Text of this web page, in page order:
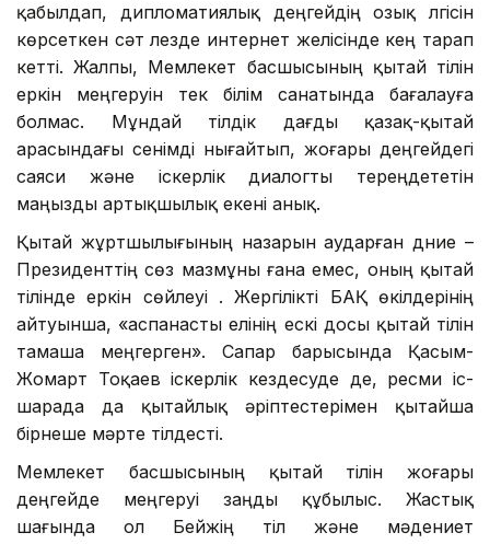
қабылдап, дипломатиялық деңгейдің озық үлгісін
көрсеткен сәт лезде интернет желісінде кең тарап
кетті. Жалпы, Мемлекет басшысының қытай тілін
еркін меңгеруін тек білім санатында бағалауға
болмас. Мұндай тілдік дағды қазақ-қытай
арасындағы сенімді нығайтып, жоғары деңгейдегі
саяси және іскерлік диалогты тереңдететін
маңызды артықшылық екені анық.
Қытай жұртшылығының назарын аударған дүние –
Президенттің сөз мазмұны ғана емес, оның қытай
тілінде еркін сөйлеуі . Жергілікті БАҚ өкілдерінің
айтуынша, «аспанасты елінің ескі досы қытай тілін
тамаша меңгерген». Сапар барысында Қасым-
Жомарт Тоқаев іскерлік кездесуде де, ресми іс-
шарада да қытайлық әріптестерімен қытайша
бірнеше мәрте тілдесті.
Мемлекет басшысының қытай тілін жоғары
деңгейде меңгеруі заңды құбылыс. Жастық
шағында ол Бейжің тіл және мәдениет